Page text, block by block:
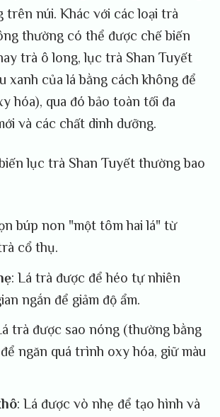
trên núi. Khác với các loại trà
thường có thể được chế biến
trà ô long, lục trà Shan Tuyết
xanh của lá bằng cách không để
hóa), qua đó bảo toàn tối đa
và các chất dinh dưỡng.
lục trà Shan Tuyết thường bao
búp non "một tôm hai lá" từ
cổ thụ.
: Lá trà được để héo tự nhiên
ngắn để giảm độ ẩm.
trà được sao nóng (thường bằng
ngăn quá trình oxy hóa, giữ màu
: Lá được vò nhẹ để tạo hình và